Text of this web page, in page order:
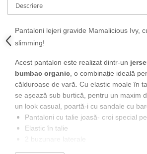
Descriere
Pantaloni lejeri gravide Mamalicious Ivy,
slimming!
Acest pantalon este realizat dintr-un
bumbac organic , o combinație ideală
călduroase de vară. Cu elastic moale în
se așează sub burtică, pentru un maxim
un look casual, poartă-i cu sandale cu
Pantaloni cu talie joasă- croi special
Elastic în talie
2 buzunare laterale